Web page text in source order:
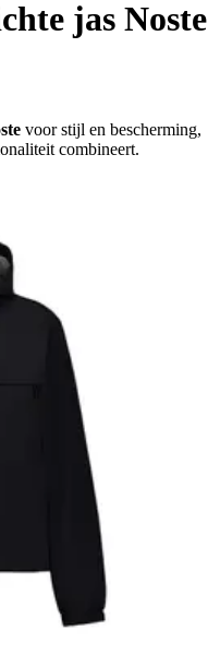
jas Noste
voor stijl en bescherming,
combineert.